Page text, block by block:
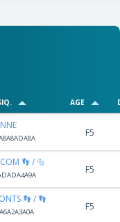
AGE
F5
👣 / 🔩
F5
👣 / 👣
F5